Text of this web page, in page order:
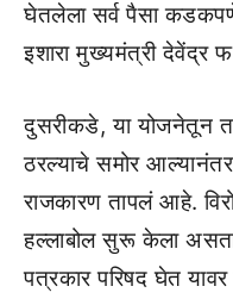
घेतलेला सर्व पैसा
इशारा मुख्यमंत्री देवेंद्र
दुसरीकडे, या योजनेतून
ठरल्याचे समोर
राजकारण तापलं आहे.
हल्लाबोल सुरू केला
पत्रकार परिषद घेत